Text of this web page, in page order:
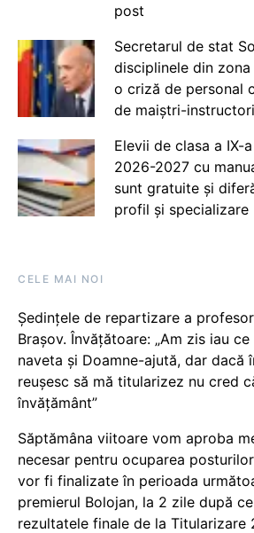
post
Secretarul de stat
disciplinele din
o criză de personal
de maiștri-instructori
Elevii de clasa a IX-
2026-2027 cu
sunt gratuite și
profil și specializare
CELE MAI NOI
Ședințele de repartizare a
Brașov. Învățătoare: „Am zis iau
naveta și Doamne-ajută, dar dacă
reușesc să mă titularizez nu cred
învățământ”
Săptămâna viitoare vom aproba
necesar pentru ocuparea
vor fi finalizate în perioada
premierul Bolojan, la 2 zile după
rezultatele finale de la Titularizare